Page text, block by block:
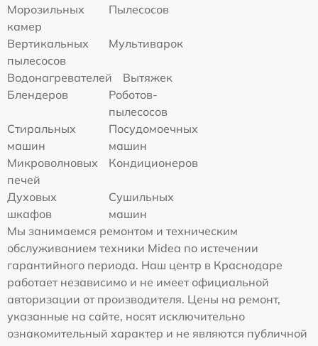
Морозильных
камер
Пылесосов
Вертикальных
пылесосов
Мультиварок
Водонагревателей
Вытяжек
Блендеров
Роботов-
пылесосов
Стиральных
машин
Посудомоечных
машин
Микроволновых
печей
Кондиционеров
Духовых
шкафов
Сушильных
машин
Мы занимаемся ремонтом и техническим
обслуживанием техники Midea по истечении
гарантийного периода. Наш центр в Краснодаре
работает независимо и не имеет официальной
авторизации от производителя. Цены на ремонт,
указанные на сайте, носят исключительно
ознакомительный характер и не являются публичной